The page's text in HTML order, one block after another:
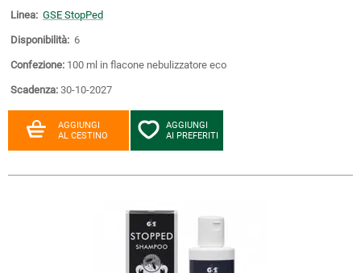
Linea: GSE StopPed
Disponibilità: 6
Confezione: 100 ml in flacone nebulizzatore eco
Scadenza: 30-10-2027
AGGIUNGI
AL CESTINO
AGGIUNGI
AI PREFERITI